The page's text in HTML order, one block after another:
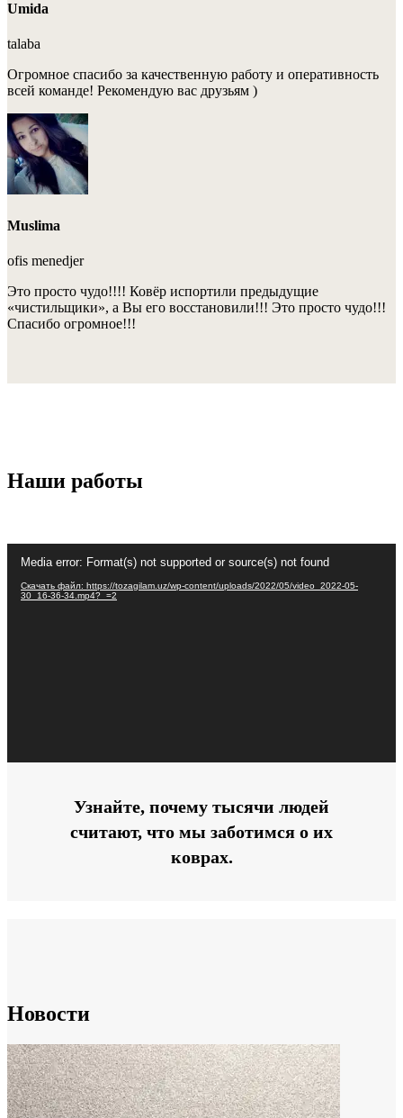
Umida
talaba
Огромное спасибо за качественную работу и оперативность
всей команде! Рекомендую вас друзьям )
Muslima
ofis menedjer
Это просто чудо!!!! Ковёр испортили предыдущие
«чистильщики», а Вы его восстановили!!! Это просто чудо!!!
Спасибо огромное!!!
Наши работы
Media error: Format(s) not supported or source(s) not found
Скачать файл: https://tozagilam.uz/wp-content/uploads/2022/05/video_2022-05-
30_16-36-34.mp4?_=2
Узнайте, почему тысячи людей
считают, что мы заботимся о их
коврах.
Новости